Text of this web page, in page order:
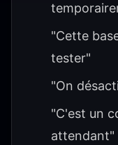
"Cette
tester"
"On
"C'est un
attendant"